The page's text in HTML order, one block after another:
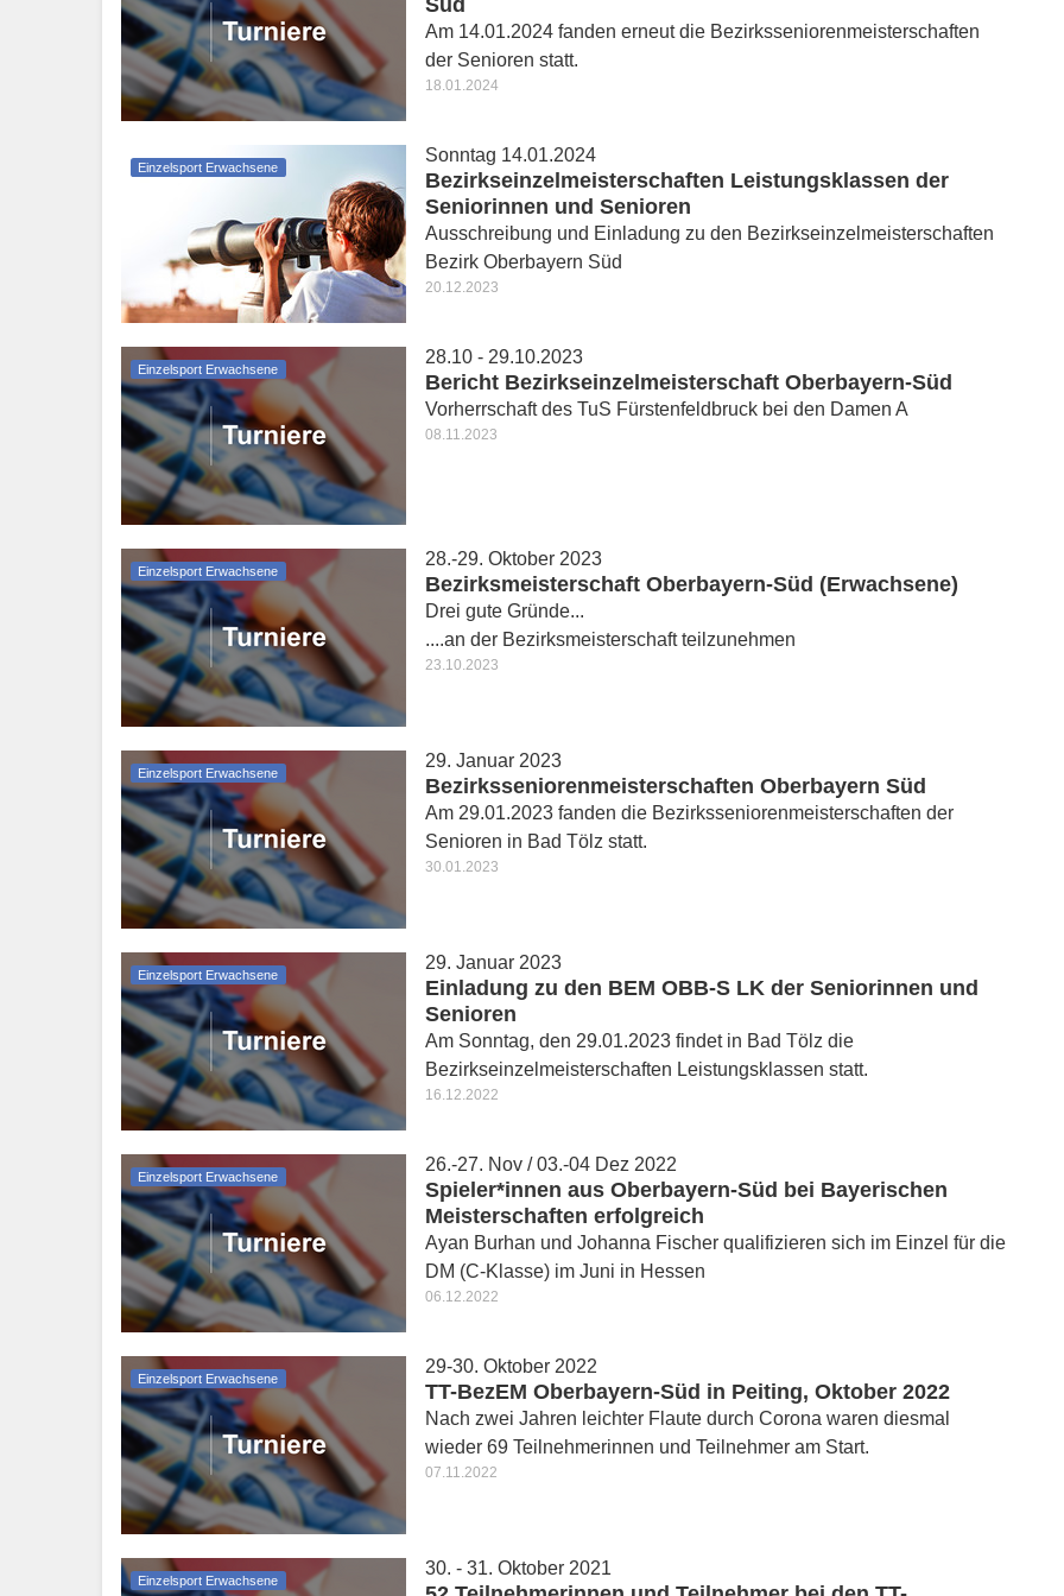
Süd
Am 14.01.2024 fanden erneut die Bezirksseniorenmeisterschaften
der Senioren statt.
18.01.2024
Einzelsport Erwachsene
Sonntag 14.01.2024
Bezirkseinzelmeisterschaften Leistungsklassen der
Seniorinnen und Senioren
Ausschreibung und Einladung zu den Bezirkseinzelmeisterschaften
Bezirk Oberbayern Süd
20.12.2023
Einzelsport Erwachsene
28.10 - 29.10.2023
Bericht Bezirkseinzelmeisterschaft Oberbayern-Süd
Vorherrschaft des TuS Fürstenfeldbruck bei den Damen A
08.11.2023
Einzelsport Erwachsene
28.-29. Oktober 2023
Bezirksmeisterschaft Oberbayern-Süd (Erwachsene)
Drei gute Gründe...
....an der Bezirksmeisterschaft teilzunehmen
23.10.2023
Einzelsport Erwachsene
29. Januar 2023
Bezirksseniorenmeisterschaften Oberbayern Süd
Am 29.01.2023 fanden die Bezirksseniorenmeisterschaften der
Senioren in Bad Tölz statt.
30.01.2023
Einzelsport Erwachsene
29. Januar 2023
Einladung zu den BEM OBB-S LK der Seniorinnen und
Senioren
Am Sonntag, den 29.01.2023 findet in Bad Tölz die
Bezirkseinzelmeisterschaften Leistungsklassen statt.
16.12.2022
Einzelsport Erwachsene
26.-27. Nov / 03.-04 Dez 2022
Spieler*innen aus Oberbayern-Süd bei Bayerischen
Meisterschaften erfolgreich
Ayan Burhan und Johanna Fischer qualifizieren sich im Einzel für die
DM (C-Klasse) im Juni in Hessen
06.12.2022
Einzelsport Erwachsene
29-30. Oktober 2022
TT-BezEM Oberbayern-Süd in Peiting, Oktober 2022
Nach zwei Jahren leichter Flaute durch Corona waren diesmal
wieder 69 Teilnehmerinnen und Teilnehmer am Start.
07.11.2022
Einzelsport Erwachsene
30. - 31. Oktober 2021